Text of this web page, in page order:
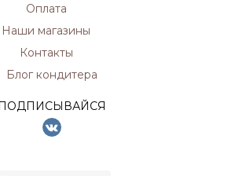
Оплата
Наши магазины
Контакты
Блог кондитера